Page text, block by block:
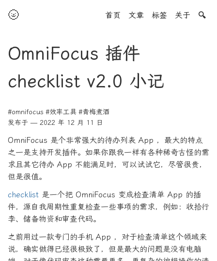
🌝 首页 文章 标签 关于 🔍
OmniFocus 插件
checklist v2.0 小记
#omnifocus #效率工具 #青梅煮酒
发布于 — 2022 年 12 月 11 日
OmniFocus 是个非常强大的待办列表 App ，最大的特点
之一是支持开发插件。如果你跟我一样有各种稀奇古怪的需
求且其它待办 App 不能满足时，可以试试它，尽管很贵，
但是很值。
checklist 是一个把 OmniFocus 变成检查清单 App 的插
件，源自我周期性重复检查一些事项的需求，例如：收拾行
李、储备物资和审查代码。
之前用过一款专门的手机 App ，对于检查清单这个领域来
说，确实做得已经很极致了，但是最大的问题是没有电脑